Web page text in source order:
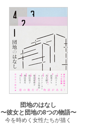
団地のはなし
〜彼女と団地の8つの物語〜
今を時めく女性たちが描く